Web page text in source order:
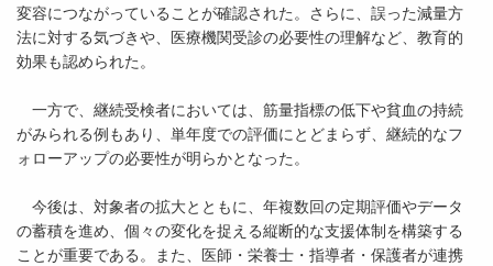
変容につながっていることが確認された。さらに、誤った減量方
法に対する気づきや、医療機関受診の必要性の理解など、教育的
効果も認められた。
一方で、継続受検者においては、筋量指標の低下や貧血の持続
がみられる例もあり、単年度での評価にとどまらず、継続的なフ
ォローアップの必要性が明らかとなった。
今後は、対象者の拡大とともに、年複数回の定期評価やデータ
の蓄積を進め、個々の変化を捉える縦断的な支援体制を構築する
ことが重要である。また、医師・栄養士・指導者・保護者が連携